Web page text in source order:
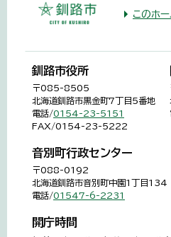
このホ
釧路市役所
〒085-8505
北海道釧路市黒金町7丁目5番地
電話/0154-23-5151
FAX/0154-23-5222
音別町行政センター
〒088-0192
北海道釧路市音別町中園1丁目134
電話/01547-6-2231
開庁時間